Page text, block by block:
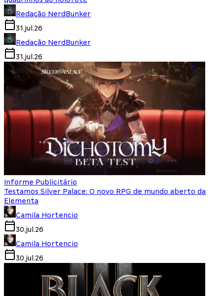
Redação NerdBunker
31.jul.26
Redação NerdBunker
31.jul.26
Informe Publicitário
Testamos Silver Palace: O novo RPG de mundo aberto da
Elementa
Camila Hortencio
30.jul.26
Camila Hortencio
30.jul.26